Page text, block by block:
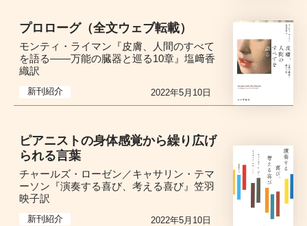
新刊紹介
プロローグ（全文ウェブ転載）
モンティ・ライマン『皮膚、人間のすべて
を語る――万能の臓器と巡る10章』塩﨑香
織訳
2022年5月10日
新刊紹介
ピアニストの身体感覚から繰り広げ
られる言葉
チャールズ・ローゼン／キャサリン・テマ
ーソン『演奏する喜び、考える喜び』笠羽
映子訳
2022年5月10日